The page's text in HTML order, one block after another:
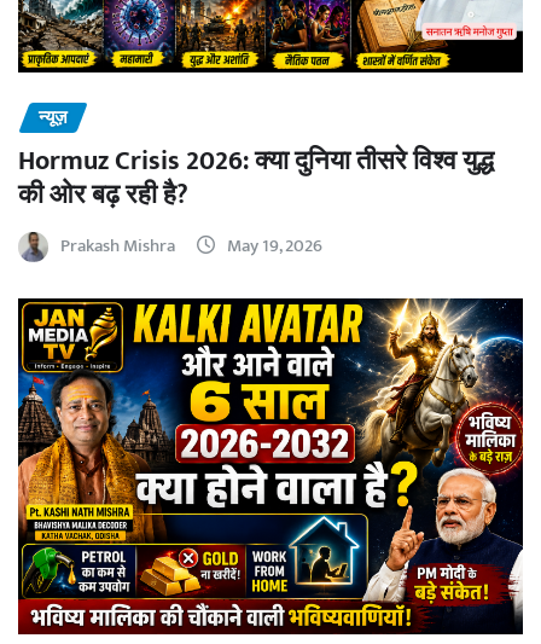
न्यूज़
Hormuz Crisis 2026: क्या दुनिया तीसरे विश्व युद्ध
की ओर बढ़ रही है?
Prakash Mishra May 19, 2026